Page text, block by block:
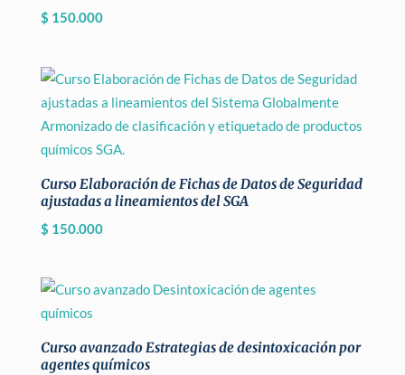
$ 150.000
Curso Elaboración de Fichas de Datos de Seguridad
ajustadas a lineamientos del SGA
$ 150.000
Curso avanzado Estrategias de desintoxicación por
agentes químicos